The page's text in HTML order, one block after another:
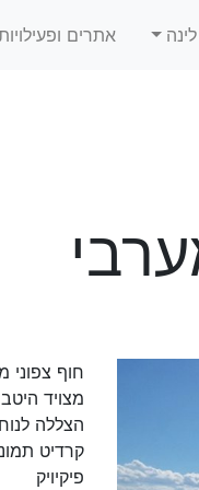
לינה אתרים
חוף
מצויד
הצללה
קרדיט
פיקיויק